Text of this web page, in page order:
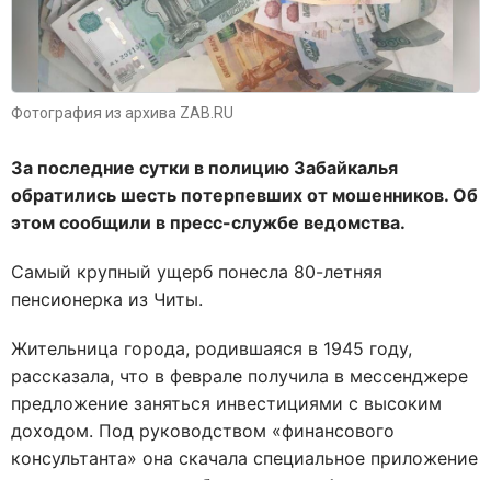
Фотография из архива ZAB.RU
За последние сутки в полицию Забайкалья
обратились шесть потерпевших от мошенников. Об
этом сообщили в пресс-службе ведомства.
Самый крупный ущерб понесла 80-летняя
пенсионерка из Читы.
Жительница города, родившаяся в 1945 году,
рассказала, что в феврале получила в мессенджере
предложение заняться инвестициями с высоким
доходом. Под руководством «финансового
консультанта» она скачала специальное приложение